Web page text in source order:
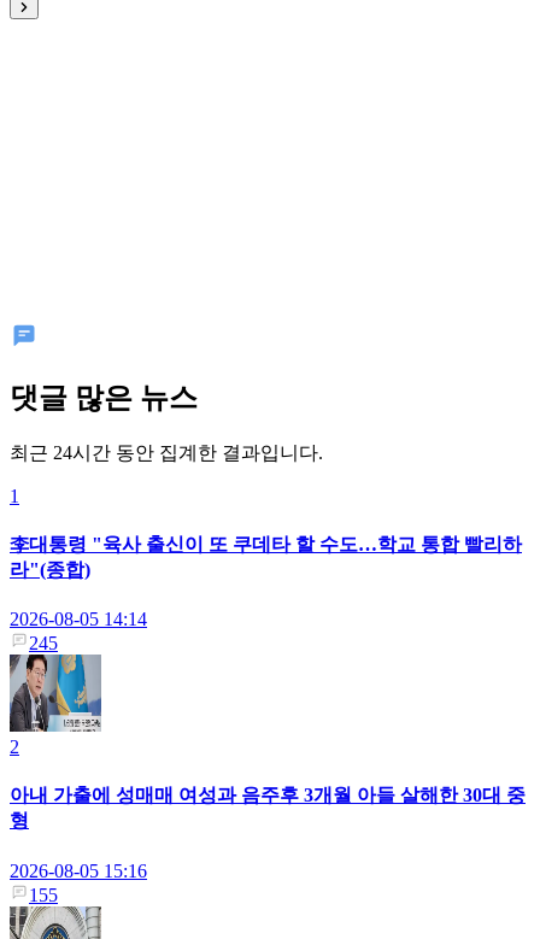
댓글 많은 뉴스
최근 24시간 동안 집계한 결과입니다.
1
李대통령 "육사 출신이 또 쿠데타 할 수도…학교 통합 빨리하
라"(종합)
2026-08-05 14:14
245
2
아내 가출에 성매매 여성과 음주후 3개월 아들 살해한 30대 중
형
2026-08-05 15:16
155